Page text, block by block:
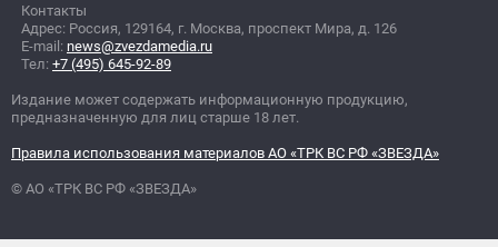
Контакты
Адрес: Россия, 129164, г. Москва, проспект Мира, д. 126
E-mail: news@zvezdamedia.ru
Тел: +7 (495) 645-92-89
Издание может содержать информационную продукцию,
предназначенную для лиц старше 18 лет.
Правила использования материалов АО «ТРК ВС РФ «ЗВЕЗДА»
© АО «ТРК ВС РФ «ЗВЕЗДА»